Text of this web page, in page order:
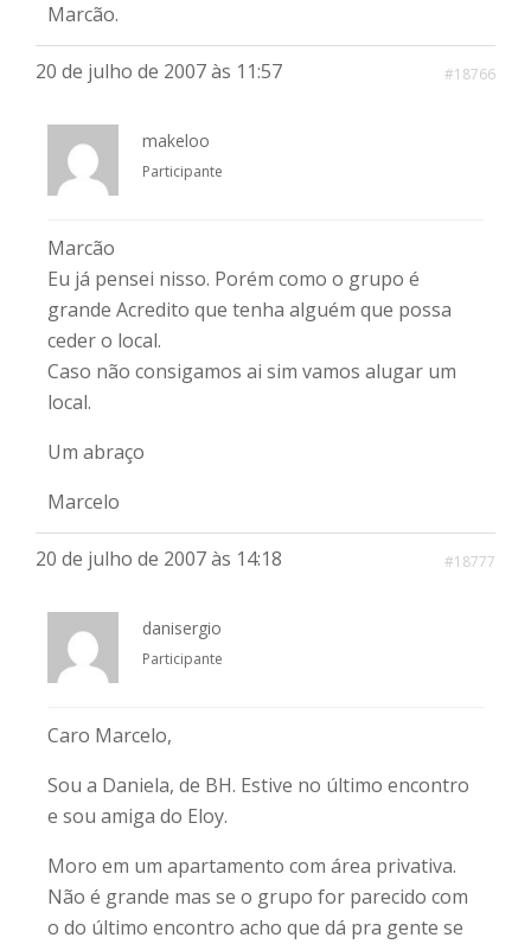
Marcão.
20 de julho de 2007 às 11:57 #18766
makeloo
Participante
Marcão
Eu já pensei nisso. Porém como o grupo é
grande Acredito que tenha alguém que possa
ceder o local.
Caso não consigamos ai sim vamos alugar um
local.
Um abraço
Marcelo
20 de julho de 2007 às 14:18 #18777
danisergio
Participante
Caro Marcelo,
Sou a Daniela, de BH. Estive no último encontro
e sou amiga do Eloy.
Moro em um apartamento com área privativa.
Não é grande mas se o grupo for parecido com
o do último encontro acho que dá pra gente se